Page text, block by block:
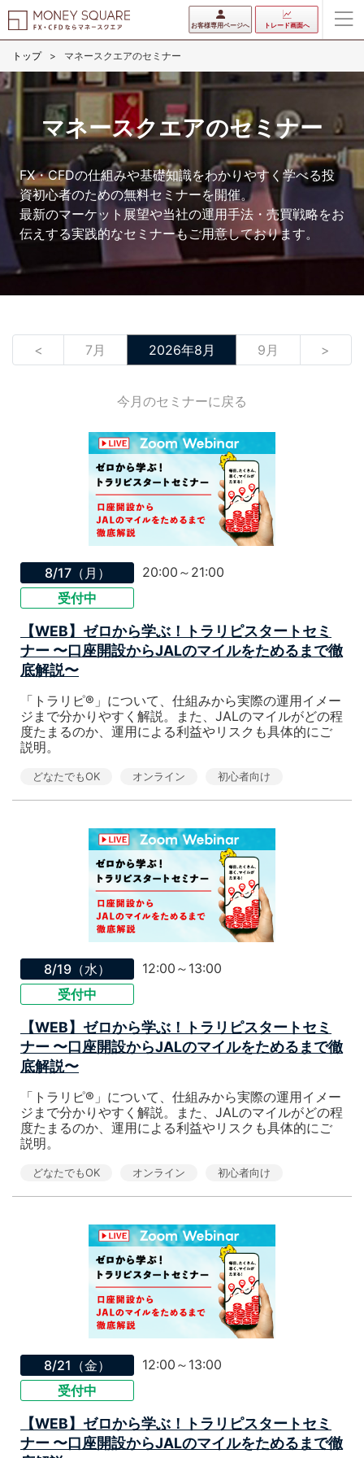
お客様専用ページへ トレード画面へ
トップ マネースクエアのセミナー
マネースクエアのセミナー
FX・CFDの仕組みや基礎知識をわかりやすく学べる投
資初心者のための無料セミナーを開催。
最新のマーケット展望や当社の運用手法・売買戦略をお
伝えする実践的なセミナーもご用意しております。
< 7月 2026年8月 9月 >
今月のセミナーに戻る
8/17（月）
20:00～21:00
受付中
【WEB】ゼロから学ぶ！トラリピスタートセミ
ナー 〜口座開設からJALのマイルをためるまで徹
底解説〜
「トラリピ®」について、仕組みから実際の運用イメー
ジまで分かりやすく解説。また、JALのマイルがどの程
度たまるのか、運用による利益やリスクも具体的にご
説明。
どなたでもOK オンライン 初心者向け
8/19（水）
12:00～13:00
受付中
【WEB】ゼロから学ぶ！トラリピスタートセミ
ナー 〜口座開設からJALのマイルをためるまで徹
底解説〜
「トラリピ®」について、仕組みから実際の運用イメー
ジまで分かりやすく解説。また、JALのマイルがどの程
度たまるのか、運用による利益やリスクも具体的にご
説明。
どなたでもOK オンライン 初心者向け
8/21（金）
12:00～13:00
受付中
【WEB】ゼロから学ぶ！トラリピスタートセミ
ナー 〜口座開設からJALのマイルをためるまで徹